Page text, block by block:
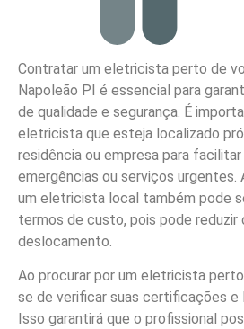
Contratar um eletricista perto de
Napoleão PI é essencial para
de qualidade e segurança. É
eletricista que esteja localizado
residência ou empresa para
emergências ou serviços urgentes.
um eletricista local também pode
termos de custo, pois pode reduzir
deslocamento.
Ao procurar por um eletricista
se de verificar suas certificações e
Isso garantirá que o profissional